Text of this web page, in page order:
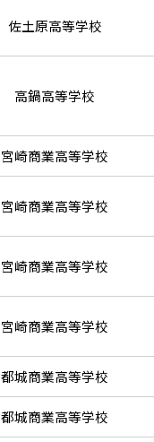
佐土原高等学校
高鍋高等学校
宮崎商業高等学校
宮崎商業高等学校
宮崎商業高等学校
宮崎商業高等学校
都城商業高等学校
都城商業高等学校